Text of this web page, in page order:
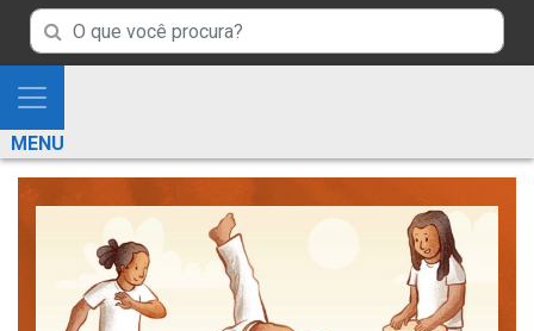
Campo
de
Busca
de
informações
Campo
de
de
informações
Mostra
e
Esconde
Menu
MENU